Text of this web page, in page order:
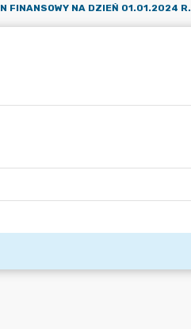
FINANSOWY NA DZIEŃ 01.01.2024 R.